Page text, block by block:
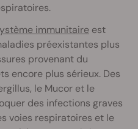
immunitaire est
préexistantes plus
provenant du
encore plus sérieux. Des
le Mucor et le
des infections graves
voies respiratoires et le